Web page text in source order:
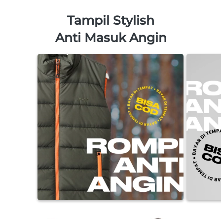
Tampil Stylish
Anti Masuk Angin